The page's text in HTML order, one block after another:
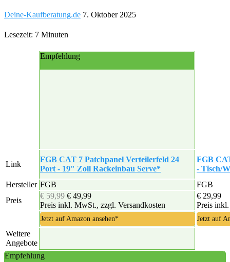
Deine-Kaufberatung.de 7. Oktober 2025
Lesezeit: 7 Minuten
Empfehlung
Link
FGB CAT 7 Patchpanel Verteilerfeld 24
Port - 19" Zoll Rackeinbau Serve*
FGB
- Tisch/
Hersteller FGB
FGB
Preis
€ 59,99 € 49,99
Preis inkl. MwSt., zzgl. Versandkosten
€ 29,99
Preis
Jetzt auf Amazon ansehen* Jetzt auf
Weitere
Angebote
Empfehlung